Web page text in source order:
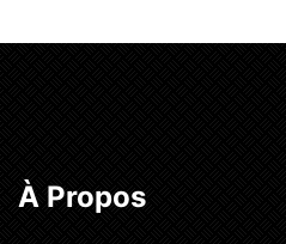
À Propos